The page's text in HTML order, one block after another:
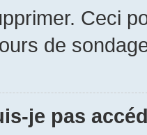
Ceci
de
je pas